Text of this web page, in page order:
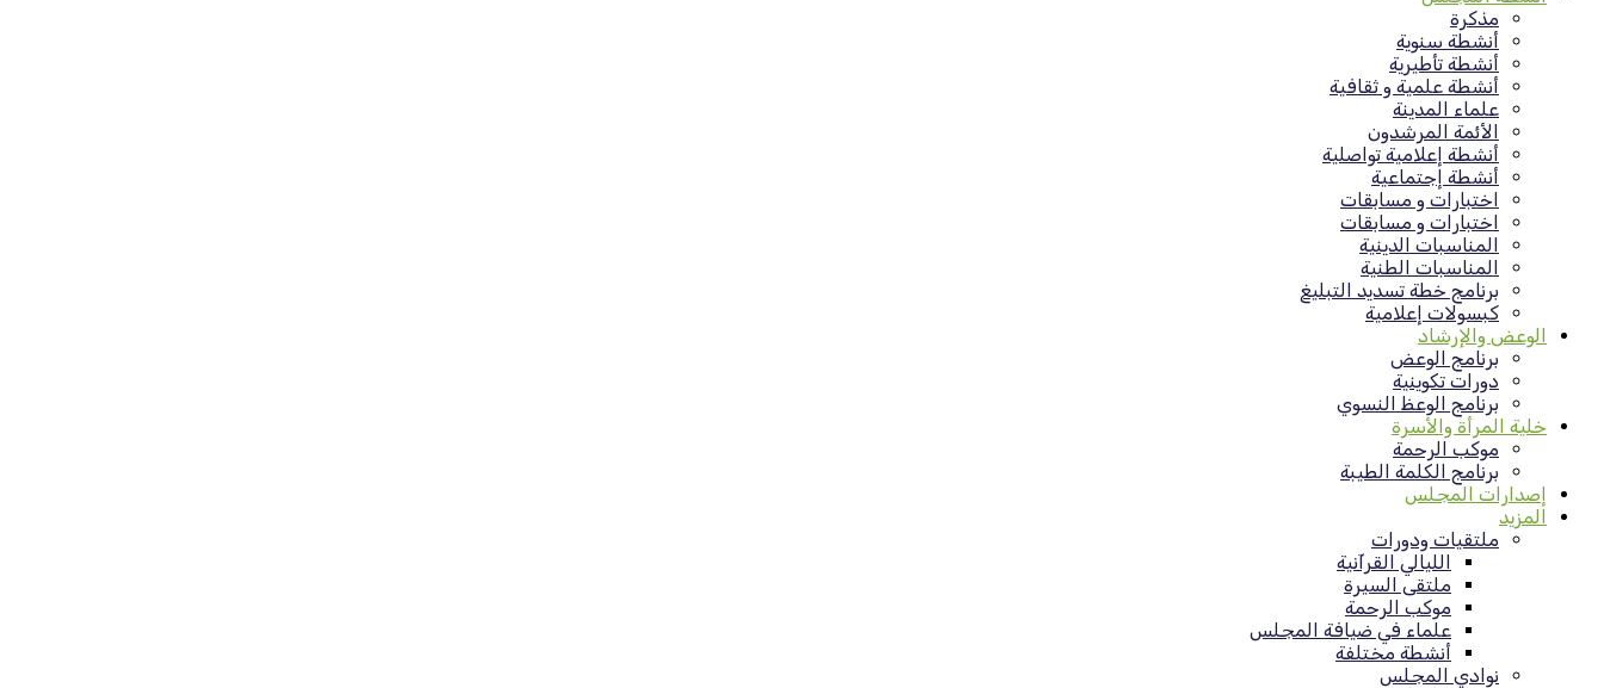
مذكرة
أنشطة سنوية
أنشطة تأطيرية
أنشطة علمية و ثقافية
علماء المدينة
الأئمة المرشدون
أنشطة إعلامية تواصلية
أنشطة إجتماعية
اختبارات و مسابقات
اختبارات و مسابقات
المناسبات الدينية
المناسبات الطنية
برنامج خطة تسديد التبليغ
كبسولات إعلامية
الوعض والإرشاد
برنامج الوعض
دورات تكوينية
برنامج الوعظ النسوي
خلية المرأة والأسرة
موكب الرحمة
برنامج الكلمة الطيبة
إصدارات المجلس
المزيد
ملتقيات ودورات
الليالي القرآنية
ملتقى السيرة
موكب الرحمة
علماء في ضيافة المجلس
أنشطة مختلفة
نوادي المجلس